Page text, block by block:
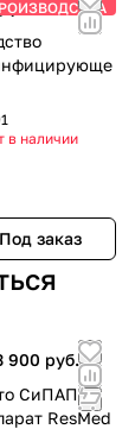
1
в наличии
Под заказ
900 руб.
СиПАП-
ResMed